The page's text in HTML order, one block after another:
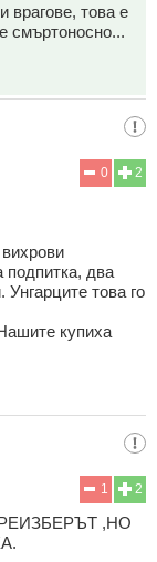
врагове, това е
смъртоносно...
2
0
подпитка, два
това го
купиха
2
1
,НО